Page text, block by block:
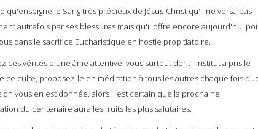
qu'enseigne le Sang très précieux de Jésus-Christ qu'il ne versa pas
autrefois par ses blessures mais qu'il offre encore aujourd'hui
dans le sacrifice Eucharistique en hostie propitiatoire.
ces vérités d'une âme attentive, vous surtout dont l'Institut a pris le
ce culte, proposez-le en méditation à tous les autres chaque fois
vous en est donnée, alors il est certain que la prochaine
du centenaire aura les fruits les plus salutaires.